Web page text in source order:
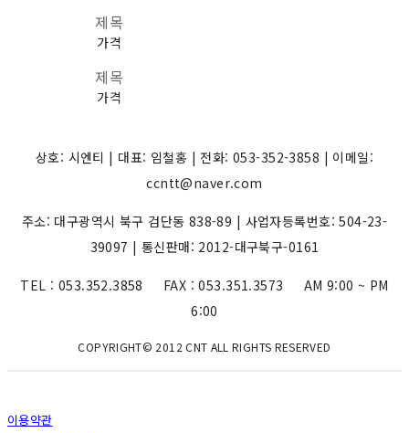
제목
가격
제목
가격
상호: 시엔티 | 대표: 임철홍 | 전화: 053-352-3858 | 이메일:
ccntt@naver.com
주소: 대구광역시 북구 검단동 838-89 | 사업자등록번호: 504-23-
39097 | 통신판매: 2012-대구북구-0161
TEL : 053.352.3858 FAX : 053.351.3573 AM 9:00 ~ PM
6:00
COPYRIGHT© 2012 CNT ALL RIGHTS RESERVED
이용약관